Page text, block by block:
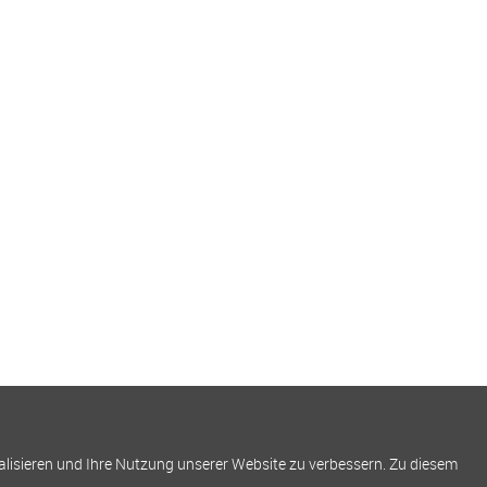
und Ihre Nutzung unserer Website zu verbessern. Zu diesem